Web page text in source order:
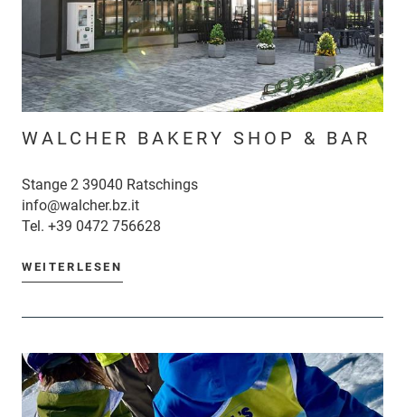
WALCHER BAKERY SHOP & BAR
Stange 2 39040 Ratschings
info@walcher.bz.it
Tel. +39 0472 756628
WEITERLESEN